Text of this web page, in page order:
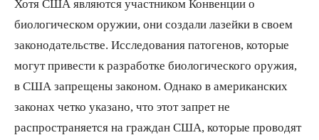
Хотя США являются участником Конвенции о
биологическом оружии, они создали лазейки в своем
законодательстве. Исследования патогенов, которые
могут привести к разработке биологического оружия,
в США запрещены законом. Однако в американских
законах четко указано, что этот запрет не
распространяется на граждан США, которые проводят